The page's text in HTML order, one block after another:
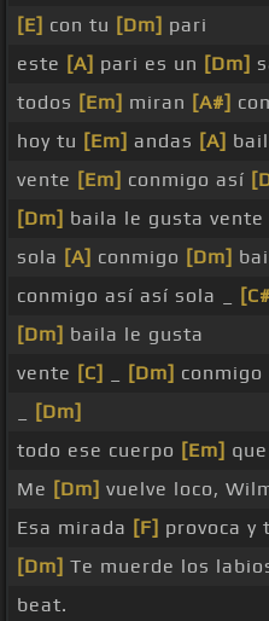
[E] con tu [Dm] pari
este [A] pari es un [Dm]
todos [Em] miran [A#]
hoy tu [Em] andas [A]
vente [Em] conmigo así
[Dm] baila le gusta vente
sola [A] conmigo [Dm]
conmigo así así sola _
[Dm] baila le gusta
vente [C] [Dm]
[Dm]
todo ese cuerpo [Em]
Me [Dm] vuelve loco,
Esa mirada [F] provoca y
[Dm] Te muerde los
beat.